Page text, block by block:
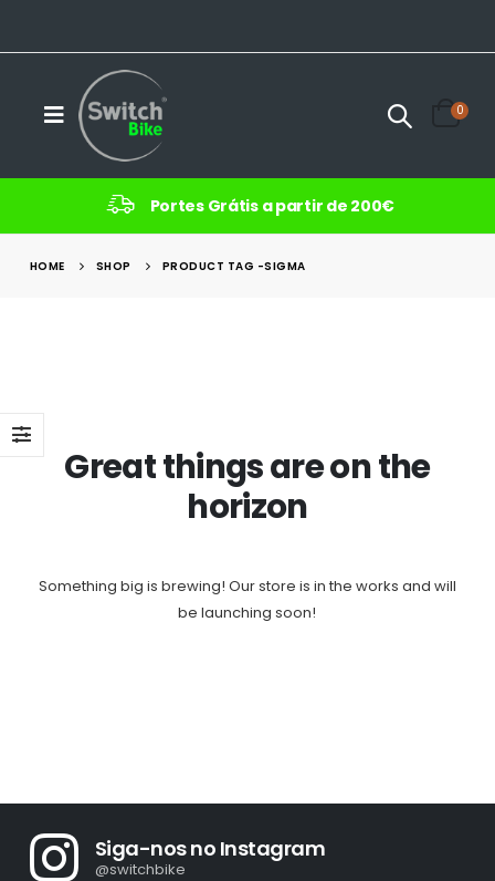
0
Portes Grátis a partir de 200€
HOME SHOP PRODUCT TAG -SIGMA
Great things are on the
horizon
Something big is brewing! Our store is in the works and will
be launching soon!
Siga-nos no Instagram
@switchbike